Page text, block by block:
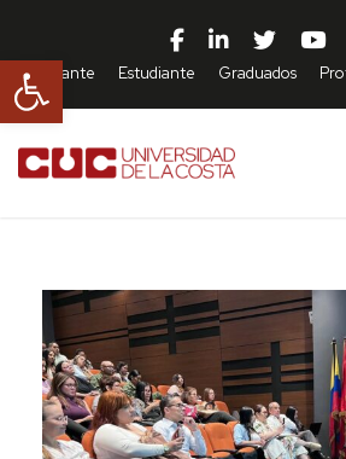
Abrir barra de
Aspirante Estudiante Graduados